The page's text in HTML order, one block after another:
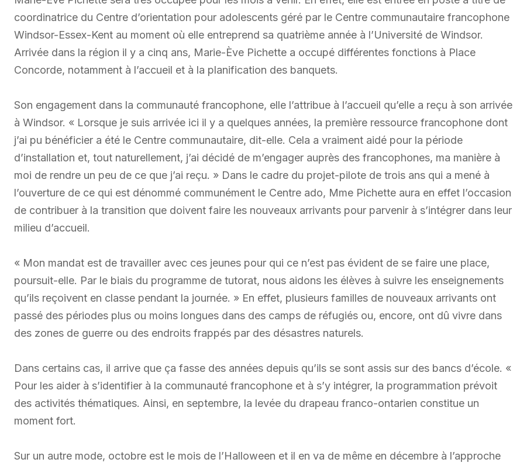
coordinatrice du Centre d’orientation pour adolescents géré par le Centre communautaire francophone
Windsor-Essex-Kent au moment où elle entreprend sa quatrième année à l’Université de Windsor.
Arrivée dans la région il y a cinq ans, Marie-Ève Pichette a occupé différentes fonctions à Place
Concorde, notamment à l’accueil et à la planification des banquets.
Son engagement dans la communauté francophone, elle l’attribue à l’accueil qu’elle a reçu à son arrivée
à Windsor. « Lorsque je suis arrivée ici il y a quelques années, la première ressource francophone dont
j’ai pu bénéficier a été le Centre communautaire, dit-elle. Cela a vraiment aidé pour la période
d’installation et, tout naturellement, j’ai décidé de m’engager auprès des francophones, ma manière à
moi de rendre un peu de ce que j’ai reçu. » Dans le cadre du projet-pilote de trois ans qui a mené à
l’ouverture de ce qui est dénommé communément le Centre ado, Mme Pichette aura en effet l’occasion
de contribuer à la transition que doivent faire les nouveaux arrivants pour parvenir à s’intégrer dans leur
milieu d’accueil.
« Mon mandat est de travailler avec ces jeunes pour qui ce n’est pas évident de se faire une place,
poursuit-elle. Par le biais du programme de tutorat, nous aidons les élèves à suivre les enseignements
qu’ils reçoivent en classe pendant la journée. » En effet, plusieurs familles de nouveaux arrivants ont
passé des périodes plus ou moins longues dans des camps de réfugiés ou, encore, ont dû vivre dans
des zones de guerre ou des endroits frappés par des désastres naturels.
Dans certains cas, il arrive que ça fasse des années depuis qu’ils se sont assis sur des bancs d’école. «
Pour les aider à s’identifier à la communauté francophone et à s’y intégrer, la programmation prévoit
des activités thématiques. Ainsi, en septembre, la levée du drapeau franco-ontarien constitue un
moment fort.
Sur un autre mode, octobre est le mois de l’Halloween et il en va de même en décembre à l’approche